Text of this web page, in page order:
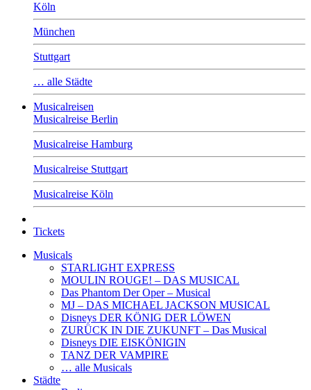
Köln
München
Stuttgart
… alle Städte
Musicalreisen
Musicalreise Berlin
Musicalreise Hamburg
Musicalreise Stuttgart
Musicalreise Köln
Tickets
Musicals
STARLIGHT EXPRESS
MOULIN ROUGE! – DAS MUSICAL
Das Phantom Der Oper – Musical
MJ – DAS MICHAEL JACKSON MUSICAL
Disneys DER KÖNIG DER LÖWEN
ZURÜCK IN DIE ZUKUNFT – Das Musical
Disneys DIE EISKÖNIGIN
TANZ DER VAMPIRE
… alle Musicals
Städte